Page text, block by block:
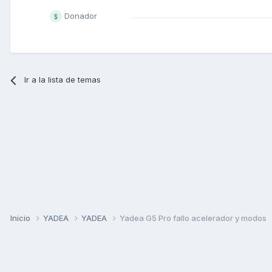
Donador
Ir a la lista de temas
Inicio YADEA YADEA Yadea G5 Pro fallo acelerador y modos